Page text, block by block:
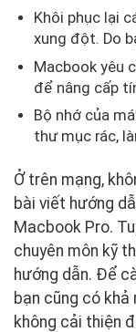
Khôi phục lại
xung đột. Do
Macbook yêu
để nâng cấp
Bộ nhớ của
thư mục rác,
Ở trên mạng,
bài viết hướng
Macbook Pro.
chuyên môn kỹ
hướng dẫn. Để
bạn cũng có khả
không cải thiện